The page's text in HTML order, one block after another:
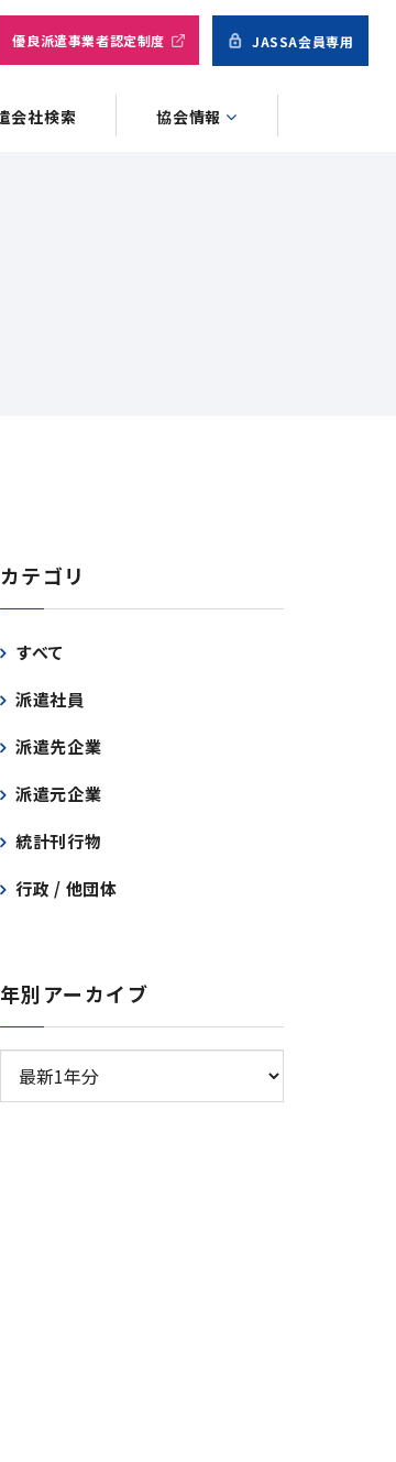
優良派遣事業者認定制度 JASSA会員専用
会社検索 協会情報
カテゴリ
すべて
派遣社員
派遣先企業
派遣元企業
統計刊行物
行政 / 他団体
年別アーカイブ